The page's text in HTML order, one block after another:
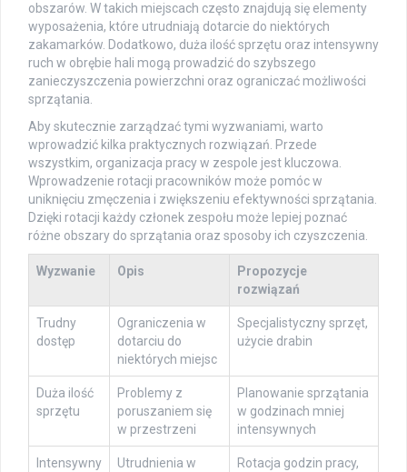
obszarów. W takich miejscach często znajdują się elementy
wyposażenia, które utrudniają dotarcie do niektórych
zakamarków. Dodatkowo, duża ilość sprzętu oraz intensywny
ruch w obrębie hali mogą prowadzić do szybszego
zanieczyszczenia powierzchni oraz ograniczać możliwości
sprzątania.
Aby skutecznie zarządzać tymi wyzwaniami, warto
wprowadzić kilka praktycznych rozwiązań. Przede
wszystkim, organizacja pracy w zespole jest kluczowa.
Wprowadzenie rotacji pracowników może pomóc w
uniknięciu zmęczenia i zwiększeniu efektywności sprzątania.
Dzięki rotacji każdy członek zespołu może lepiej poznać
różne obszary do sprzątania oraz sposoby ich czyszczenia.
Wyzwanie Opis
Propozycje
rozwiązań
Trudny
dostęp
Ograniczenia w
dotarciu do
niektórych miejsc
Specjalistyczny sprzęt,
użycie drabin
Duża ilość
sprzętu
Problemy z
poruszaniem się
w przestrzeni
Planowanie sprzątania
w godzinach mniej
intensywnych
Intensywny
Utrudnienia w
Rotacja godzin pracy,